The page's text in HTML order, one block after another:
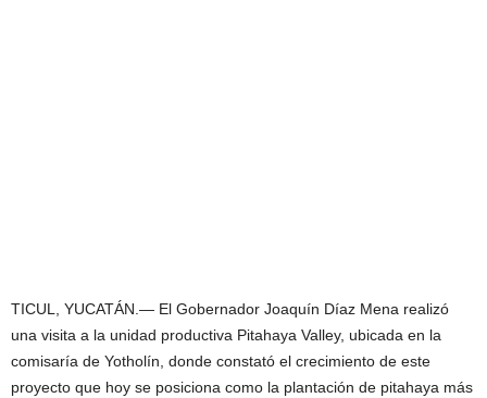
TICUL, YUCATÁN.— El Gobernador Joaquín Díaz Mena realizó
una visita a la unidad productiva Pitahaya Valley, ubicada en la
comisaría de Yotholín, donde constató el crecimiento de este
proyecto que hoy se posiciona como la plantación de pitahaya más